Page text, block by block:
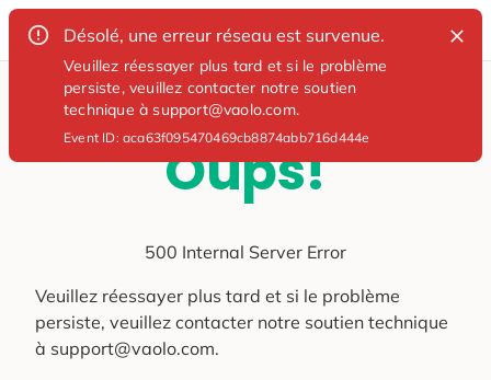
Désolé, une erreur réseau est survenue.
Veuillez réessayer plus tard et si le problème
persiste, veuillez contacter notre soutien
technique à support@vaolo.com.
Event ID:aca63f095470469cb8874abb716d444e
Oups!
500 Internal Server Error
Veuillez réessayer plus tard et si le problème
persiste, veuillez contacter notre soutien technique
à support@vaolo.com.